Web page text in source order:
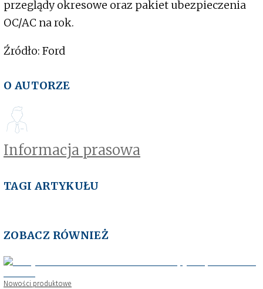
przeglądy okresowe oraz pakiet ubezpieczenia
OC/AC na rok.
Źródło: Ford
O AUTORZE
Informacja prasowa
TAGI ARTYKUŁU
ZOBACZ RÓWNIEŻ
Nowości produktowe